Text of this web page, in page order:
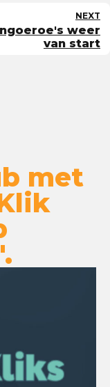
NEXT
weer
van start
met